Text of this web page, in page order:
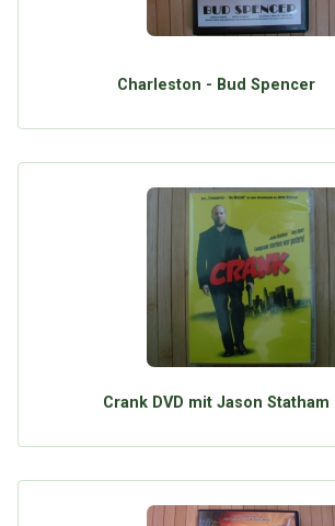
Charleston - Bud Spencer
Crank DVD mit Jason Statham